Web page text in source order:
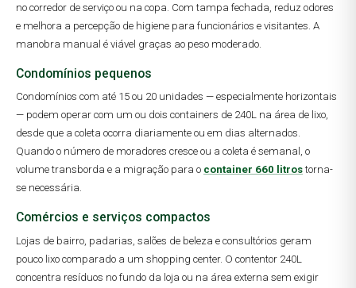
no corredor de serviço ou na copa. Com tampa fechada, reduz odores
e melhora a percepção de higiene para funcionários e visitantes. A
manobra manual é viável graças ao peso moderado.
Condomínios pequenos
Condomínios com até 15 ou 20 unidades — especialmente horizontais
— podem operar com um ou dois containers de 240L na área de lixo,
desde que a coleta ocorra diariamente ou em dias alternados.
Quando o número de moradores cresce ou a coleta é semanal, o
volume transborda e a migração para o container 660 litrostorna-
se necessária.
Comércios e serviços compactos
Lojas de bairro, padarias, salões de beleza e consultórios geram
pouco lixo comparado a um shopping center. O contentor 240L
concentra resíduos no fundo da loja ou na área externa sem exigir